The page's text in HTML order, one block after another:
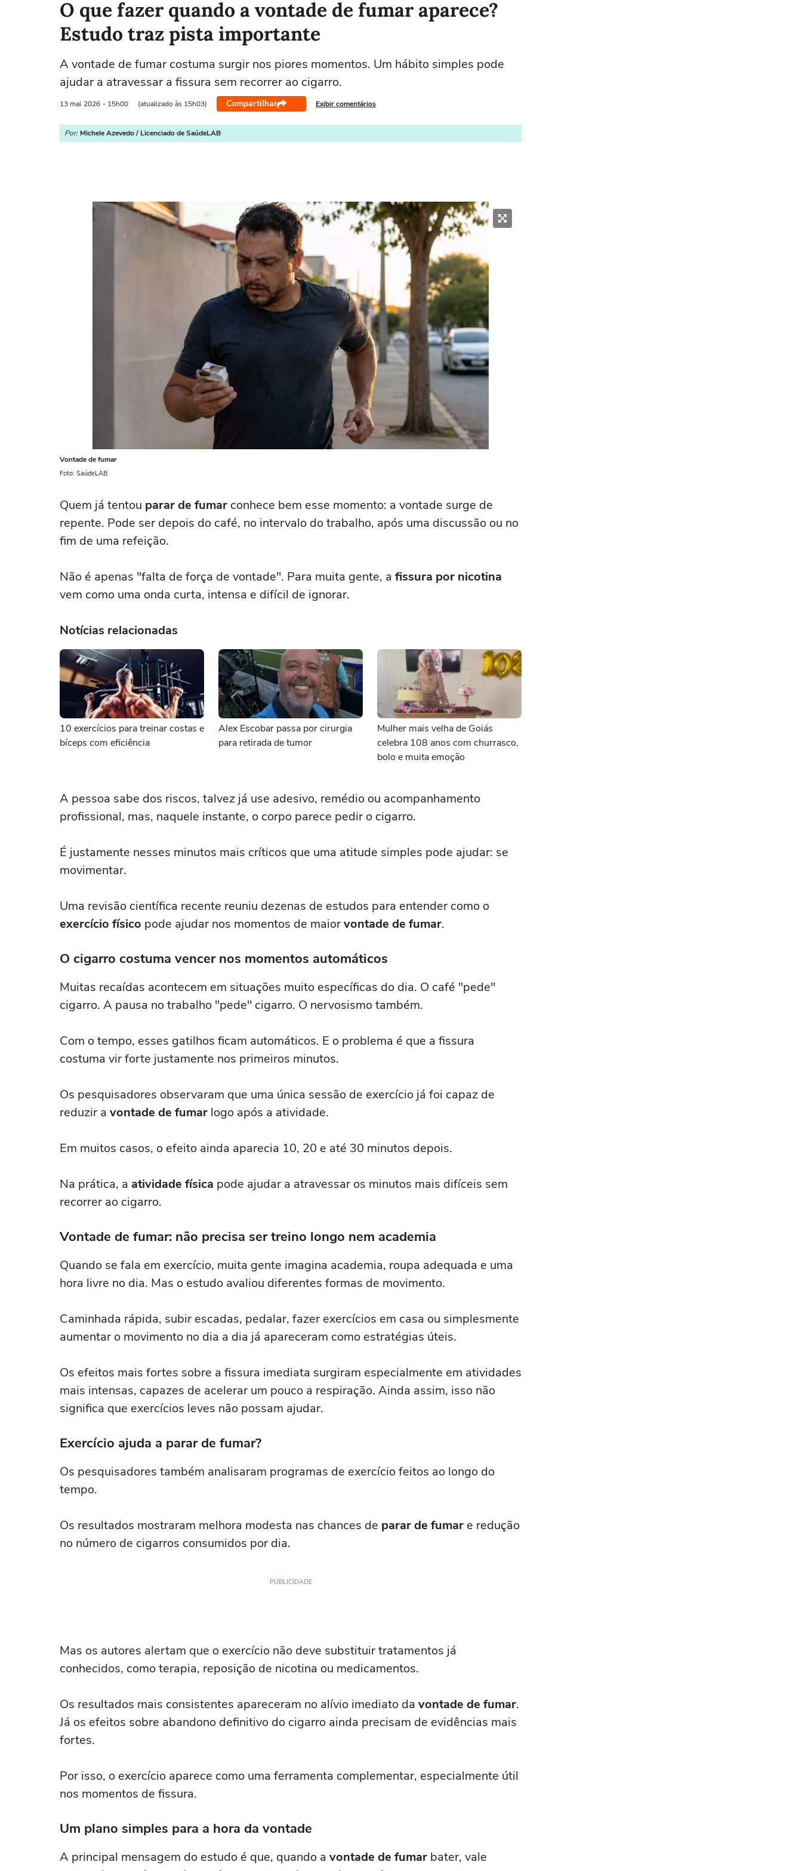
O que fazer quando a vontade de fumar aparece?
Estudo traz pista importante
A vontade de fumar costuma surgir nos piores momentos. Um hábito simples pode
ajudar a atravessar a fissura sem recorrer ao cigarro.
13 mai 2026 - 15h00 (atualizado às 15h03) Compartilhar Exibir comentários
Por: Michele Azevedo / Licenciado de SaúdeLAB
Vontade de fumar
Foto: SaúdeLAB
Quem já tentou parar de fumar conhece bem esse momento: a vontade surge de
repente. Pode ser depois do café, no intervalo do trabalho, após uma discussão ou no
fim de uma refeição.
Não é apenas "falta de força de vontade". Para muita gente, a fissura por nicotina
vem como uma onda curta, intensa e difícil de ignorar.
Notícias relacionadas
10 exercícios para treinar costas e
bíceps com eficiência
Alex Escobar passa por cirurgia
para retirada de tumor
Mulher mais velha de Goiás
celebra 108 anos com churrasco,
bolo e muita emoção
A pessoa sabe dos riscos, talvez já use adesivo, remédio ou acompanhamento
profissional, mas, naquele instante, o corpo parece pedir o cigarro.
É justamente nesses minutos mais críticos que uma atitude simples pode ajudar: se
movimentar.
Uma revisão científica recente reuniu dezenas de estudos para entender como o
exercício físico pode ajudar nos momentos de maiorvontade de fumar.
O cigarro costuma vencer nos momentos automáticos
Muitas recaídas acontecem em situações muito específicas do dia. O café "pede"
cigarro. A pausa no trabalho "pede" cigarro. O nervosismo também.
Com o tempo, esses gatilhos ficam automáticos. E o problema é que a fissura
costuma vir forte justamente nos primeiros minutos.
Os pesquisadores observaram que uma única sessão de exercício já foi capaz de
reduzir a vontade de fumar logo após a atividade.
Em muitos casos, o efeito ainda aparecia 10, 20 e até 30 minutos depois.
Na prática, a atividade física pode ajudar a atravessar os minutos mais difíceis sem
recorrer ao cigarro.
Vontade de fumar: não precisa ser treino longo nem academia
Quando se fala em exercício, muita gente imagina academia, roupa adequada e uma
hora livre no dia. Mas o estudo avaliou diferentes formas de movimento.
Caminhada rápida, subir escadas, pedalar, fazer exercícios em casa ou simplesmente
aumentar o movimento no dia a dia já apareceram como estratégias úteis.
Os efeitos mais fortes sobre a fissura imediata surgiram especialmente em atividades
mais intensas, capazes de acelerar um pouco a respiração. Ainda assim, isso não
significa que exercícios leves não possam ajudar.
Exercício ajuda a parar de fumar?
Os pesquisadores também analisaram programas de exercício feitos ao longo do
tempo.
Os resultados mostraram melhora modesta nas chances de parar de fumar e redução
no número de cigarros consumidos por dia.
PUBLICIDADE
Mas os autores alertam que o exercício não deve substituir tratamentos já
conhecidos, como terapia, reposição de nicotina ou medicamentos.
Os resultados mais consistentes apareceram no alívio imediato da vontade de fumar.
Já os efeitos sobre abandono definitivo do cigarro ainda precisam de evidências mais
fortes.
Por isso, o exercício aparece como uma ferramenta complementar, especialmente útil
nos momentos de fissura.
Um plano simples para a hora da vontade
A principal mensagem do estudo é que, quando a vontade de fumar bater, vale